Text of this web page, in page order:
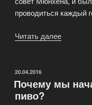
проводиться каждый
Читать далее
ОПУБЛИКОВАНО
20.04.2016
Почему мы
пиво?